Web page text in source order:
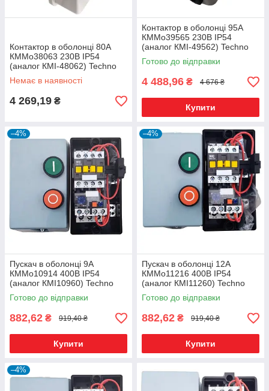
Контактор в оболонці 80А
КММо38063 230В IP54
(аналог КМІ-48062) Techno
Systems
Немає в наявності
4 269,19 ₴
Контактор в оболонці 95А
КММо39565 230В IP54
(аналог КМІ-49562) Techno
Systems
Готово до відправки
4 488,96 ₴ 4 676 ₴
Купити
–4%
Пускач в оболонці 9А
КММо10914 400В IP54
(аналог КМІ10960) Techno
Systems
Готово до відправки
882,62 ₴ 919,40 ₴
Купити
–4%
Пускач в оболонці 12А
КММо11216 400В IP54
(аналог КМІ11260) Techno
Systems
Готово до відправки
882,62 ₴ 919,40 ₴
Купити
–4%